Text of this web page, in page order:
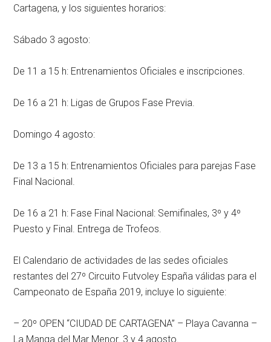
Cartagena, y los siguientes horarios:
Sábado 3 agosto:
De 11 a 15 h: Entrenamientos Oficiales e inscripciones.
De 16 a 21 h: Ligas de Grupos Fase Previa.
Domingo 4 agosto:
De 13 a 15 h: Entrenamientos Oficiales para parejas Fase
Final Nacional.
De 16 a 21 h: Fase Final Nacional: Semifinales, 3º y 4º
Puesto y Final. Entrega de Trofeos.
El Calendario de actividades de las sedes oficiales
restantes del 27º Circuito Futvoley España válidas para el
Campeonato de España 2019, incluye lo siguiente:
– 20º OPEN “CIUDAD DE CARTAGENA” – Playa Cavanna –
La Manga del Mar Menor. 3 y 4 agosto.